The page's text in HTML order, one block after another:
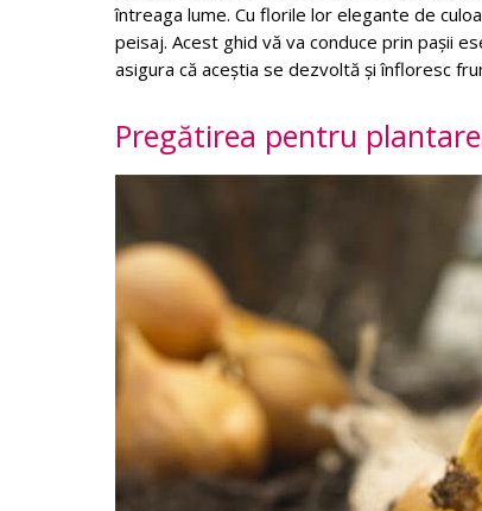
întreaga lume. Cu florile lor elegante de
peisaj. Acest ghid vă va conduce prin pașii
asigura că aceștia se dezvoltă și înfloresc
Pregătirea pentru